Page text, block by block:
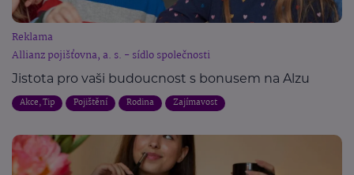
Reklama
Allianz pojišťovna, a. s. - sídlo společnosti
Jistota pro vaši budoucnost s bonusem na Alzu
Akce, Tip Pojištění Rodina Zajímavost